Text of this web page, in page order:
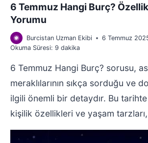
6 Temmuz Hangi Burç?
Yorumu
Burcistan Uzman Ekibi
6 Temmuz
Okuma Süresi: 9 dakika
6 Temmuz Hangi Burç? sorusu,
meraklılarının sıkça sorduğu ve
ilgili önemli bir detaydır. Bu
kişilik özellikleri ve yaşam tarzları,